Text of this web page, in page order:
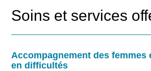
Soins et services
Accompagnement des femmes
en difficultés